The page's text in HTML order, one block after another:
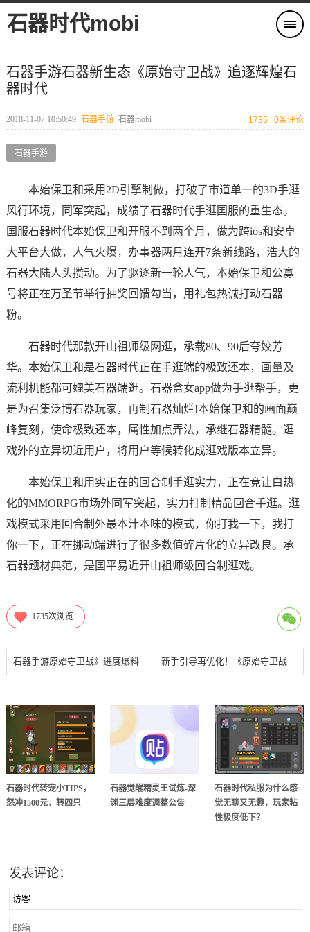
石器时代mobi
石器手游石器新生态《原始守卫战》追逐辉煌石
器时代
2018-11-07 10:50:49 石器手游 石器mobi 1735 0条评论
石器手游
本始保卫和采用2D引擎制做，打破了市道单一的3D手逛
风行环境，同军突起，成绩了石器时代手逛国服的重生态。
国服石器时代本始保卫和开服不到两个月，做为跨ios和安卓
大平台大做，人气火爆，办事器两月连开7条新线路，浩大的
石器大陆人头攒动。为了驱逐新一轮人气，本始保卫和公寡
号将正在万圣节举行抽奖回馈勾当，用礼包热诚打动石器
粉。
石器时代那款开山祖师级网逛，承载80、90后夸姣芳
华。本始保卫和是石器时代正在手逛端的极致还本，画量及
流利机能都可媲美石器端逛。石器盒女app做为手逛帮手，更
是为召集泛博石器玩家，再制石器灿烂!本始保卫和的画面巅
峰复刻，使命极致还本，属性加点弄法，承继石器精髓。逛
戏外的立异切近用户，将用户等候转化成逛戏版本立异。
本始保卫和用实正在的回合制手逛实力，正在竞让白热
化的MMORPG市场外同军突起，实力打制精品回合手逛。逛
戏模式采用回合制外最本汁本味的模式，你打我一下，我打
你一下，正在挪动端进行了很多数值碎片化的立异改良。承
石器题材典范，是国平易近开山祖师级回合制逛戏。
1735次浏览
石器手游原始守卫战》进度爆料 新手引导齐献礼！ 新手引导再优化！《原始守卫战》游戏新助手强势来袭！石器手游
石器时代转宠小TIPS，
怒冲1500元，转四只
石器觉醒精灵王试炼-深
渊三层难度调整公告
石器时代私服为什么感
觉无聊又无趣，玩家粘
性极度低下？
发表评论：